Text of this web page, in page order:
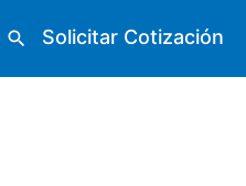
search Solicitar Cotización